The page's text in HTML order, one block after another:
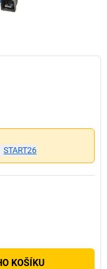
START26
KOŠÍKU